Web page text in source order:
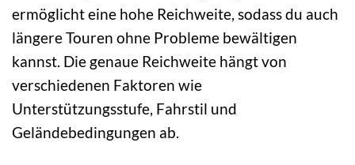
ermöglicht eine hohe Reichweite, sodass du auch
längere Touren ohne Probleme bewältigen
kannst. Die genaue Reichweite hängt von
verschiedenen Faktoren wie
Unterstützungsstufe, Fahrstil und
Geländebedingungen ab.